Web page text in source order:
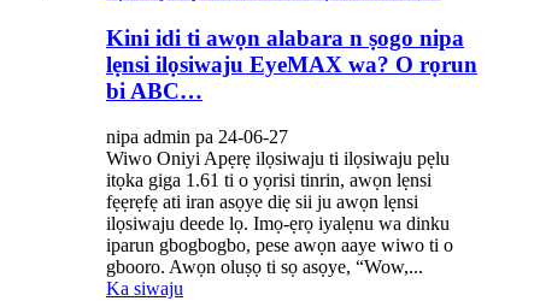
Kini idi ti awọn alabara n ṣogo nipa
lẹnsi ilọsiwaju EyeMAX wa? O rọrun
bi ABC…
nipa admin pa 24-06-27
Wiwo Oniyi Apẹrẹ ilọsiwaju ti ilọsiwaju pẹlu
itọka giga 1.61 ti o yọrisi tinrin, awọn lẹnsi
fẹẹrẹfẹ ati iran asọye diẹ sii ju awọn lẹnsi
ilọsiwaju deede lọ. Imọ-ẹrọ iyalẹnu wa dinku
iparun gbogbogbo, pese awọn aaye wiwo ti o
gbooro. Awọn oluṣọ ti sọ asọye, “Wow,...
Ka siwaju